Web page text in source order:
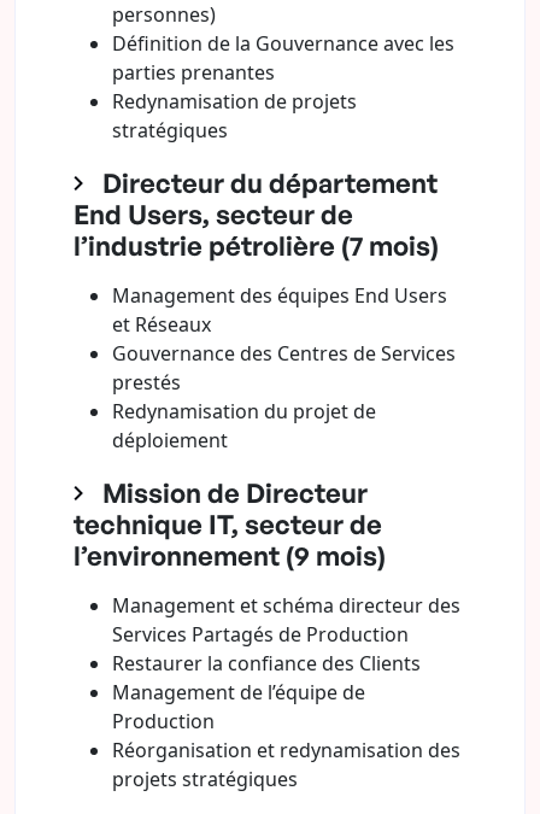
personnes)
Définition de la Gouvernance avec les
parties prenantes
Redynamisation de projets
stratégiques
Directeur du département
End Users, secteur de
l’industrie pétrolière (7 mois)
Management des équipes End Users
et Réseaux
Gouvernance des Centres de Services
prestés
Redynamisation du projet de
déploiement
Mission de Directeur
technique IT, secteur de
l’environnement (9 mois)
Management et schéma directeur des
Services Partagés de Production
Restaurer la confiance des Clients
Management de l’équipe de
Production
Réorganisation et redynamisation des
projets stratégiques